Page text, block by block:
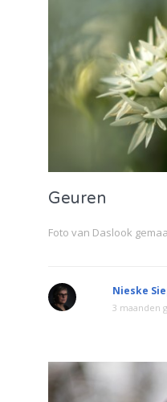
Geuren
Foto van Daslook
Nieske
3 maanden